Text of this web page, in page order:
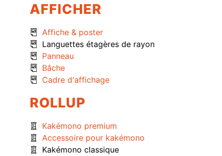
AFFICHER
Affiche & poster
Languettes étagères de rayon
Panneau
Bâche
Cadre d'affichage
ROLLUP
Kakémono premium
Accessoire pour kakémono
Kakémono classique